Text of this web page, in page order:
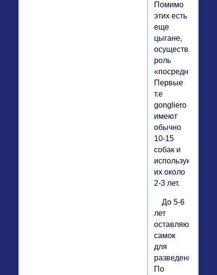
Помимо
этих есть
еще
цыгане,
роль
«посредников».
Первые
т.е
gongliero
имеют
обычно
10-15
собак и
используют
их около
2-3 лет.
До 5-6
лет
оставляют
самок
для
разведения.
По